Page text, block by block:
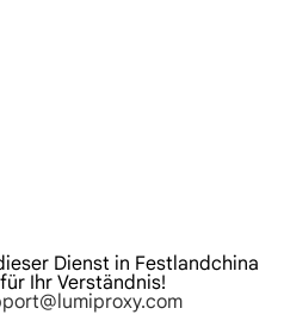
Dienst in Festlandchina
Ihr Verständnis!